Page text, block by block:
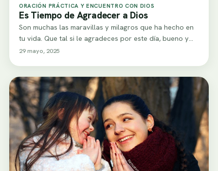
ORACIÓN PRÁCTICA Y ENCUENTRO CON DIOS
Es Tiempo de Agradecer a Dios
Son muchas las maravillas y milagros que ha hecho en
tu vida. Que tal si le agradeces por este día, bueno y…
29 mayo, 2025